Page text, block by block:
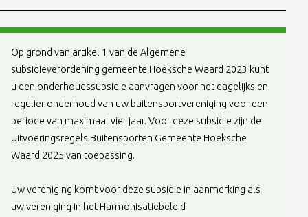
Op grond van artikel 1 van de Algemene
subsidieverordening gemeente Hoeksche Waard 2023 kunt
u een onderhoudssubsidie aanvragen voor het dagelijks en
regulier onderhoud van uw buitensportvereniging voor een
periode van maximaal vier jaar. Voor deze subsidie zijn de
Uitvoeringsregels Buitensporten Gemeente Hoeksche
Waard 2025 van toepassing.
Uw vereniging komt voor deze subsidie in aanmerking als
uw vereniging in het Harmonisatiebeleid